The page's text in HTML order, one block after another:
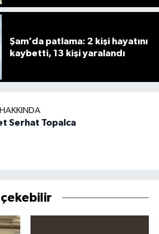
Şam’da patlama: 2 kişi hayatını
kaybetti, 13 kişi yaralandı
Serhat Topalca
çekebilir